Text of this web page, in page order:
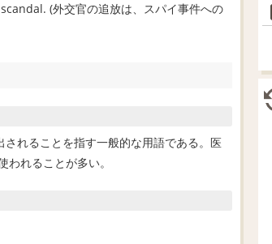
(外交官の追放は、スパイ事件への
れることを指す一般的な用語である。医
れることが多い。